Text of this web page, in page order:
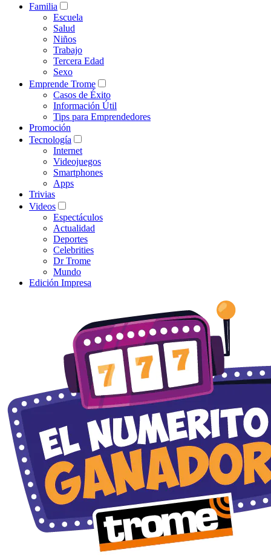
Familia
Escuela
Salud
Niños
Trabajo
Tercera Edad
Sexo
Emprende Trome
Casos de Éxito
Información Útil
Tips para Emprendedores
Promoción
Tecnología
Internet
Videojuegos
Smartphones
Apps
Trivias
Videos
Espectáculos
Actualidad
Deportes
Celebrities
Dr Trome
Mundo
Edición Impresa